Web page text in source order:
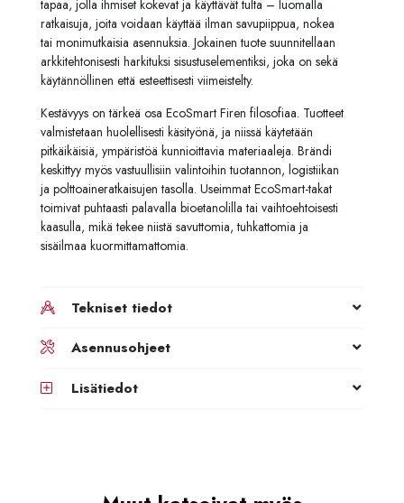
tapaa, jolla ihmiset kokevat ja käyttävät tulta – luomalla
ratkaisuja, joita voidaan käyttää ilman savupiippua, nokea
tai monimutkaisia asennuksia. Jokainen tuote suunnitellaan
arkkitehtonisesti harkituksi sisustuselementiksi, joka on sekä
käytännöllinen että esteettisesti viimeistelty.
Kestävyys on tärkeä osa EcoSmart Firen filosofiaa. Tuotteet
valmistetaan huolellisesti käsityönä, ja niissä käytetään
pitkäikäisiä, ympäristöä kunnioittavia materiaaleja. Brändi
keskittyy myös vastuullisiin valintoihin tuotannon, logistiikan
ja polttoaineratkaisujen tasolla. Useimmat EcoSmart-takat
toimivat puhtaasti palavalla bioetanolilla tai vaihtoehtoisesti
kaasulla, mikä tekee niistä savuttomia, tuhkattomia ja
sisäilmaa kuormittamattomia.
Tekniset tiedot
Asennusohjeet
Lisätiedot